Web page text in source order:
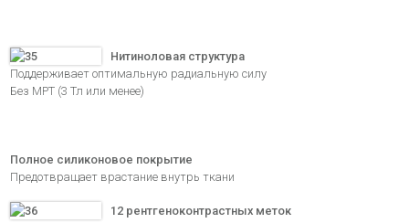
Нитиноловая структура
Поддерживает оптимальную радиальную силу
Без МРТ (3 Тл или менее)
Полное силиконовое покрытие
Предотвращает врастание внутрь ткани
12 рентгеноконтрастных меток